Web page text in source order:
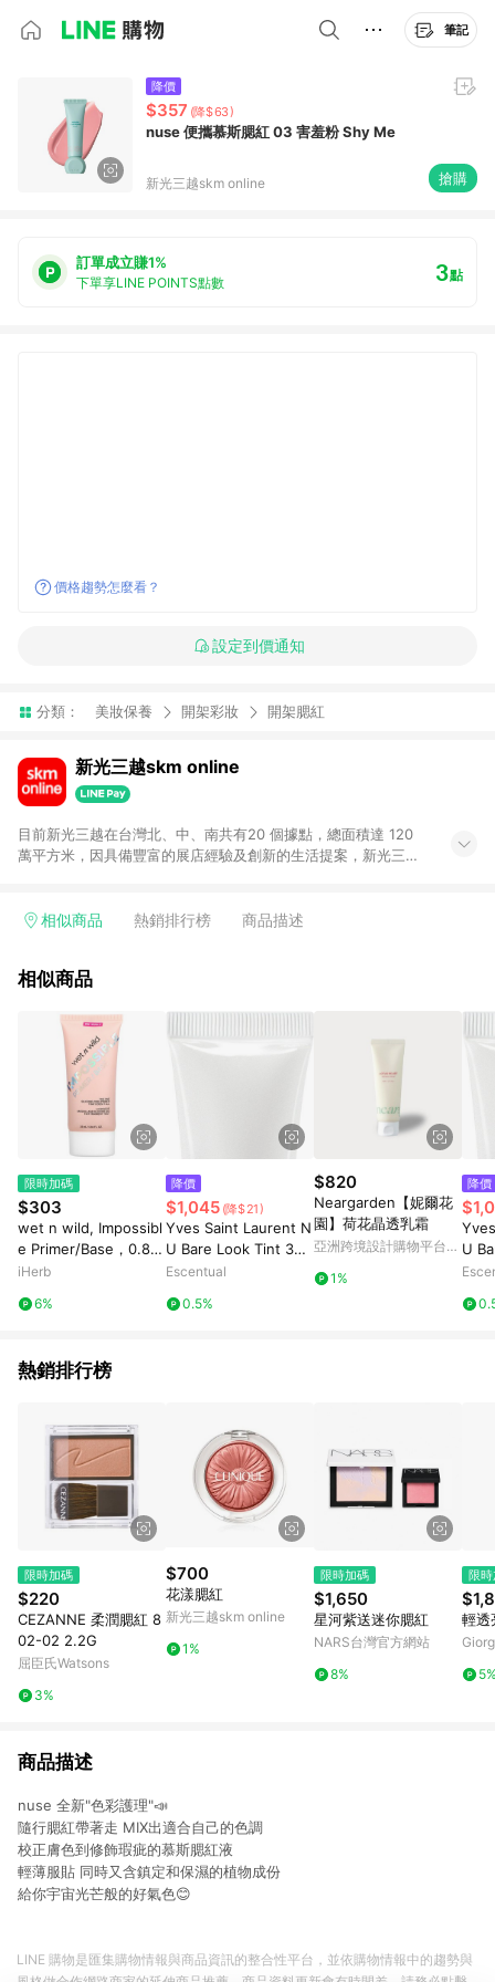
筆記
降價
$357 (降$63)
nuse 便攜慕斯腮紅 03 害羞粉 Shy Me
新光三越skm online 搶購
訂單成立賺1%
下單享LINE POINTS點數 3點
價格趨勢怎麼看？
設定到價通知
分類： 美妝保養 開架彩妝 開架腮紅
新光三越skm online
目前新光三越在台灣北、中、南共有20 個據點，總面積達 120
萬平方米，因具備豐富的展店經驗及創新的生活提案，新光三越
理念不斷向前邁進，並善盡企業社會責任，為人們帶來更愉悅美
相似商品 熱銷排行榜 商品描述
相似商品
限時加碼
$303
wet n wild, Impossibl
e Primer/Base，0.84
液量盎司（25 毫升）
iHerb
6%
降價
$1,045 (降$21)
Yves Saint Laurent N
U Bare Look Tint 30
ml NU 13
Escentual
0.5%
$820
Neargarden【妮爾花
園】荷花晶透乳霜
亞洲跨境設計購物平台
1%
降價
U
ml
熱銷排行榜
限時加碼
$220
CEZANNE 柔潤腮紅 8
02-02 2.2G
屈臣氏Watsons
3%
$700
花漾腮紅
新光三越skm online
1%
限時加碼
$1,650
星河紫送迷你腮紅
NARS台灣官方網站
8%
限
輕透
商品描述
nuse 全新"色彩護理"📣
隨行腮紅帶著走 MIX出適合自己的色調
校正膚色到修飾瑕疵的慕斯腮紅液
輕薄服貼 同時又含鎮定和保濕的植物成份
給你宇宙光芒般的好氣色😊
LINE 購物是匯集購物情報與商品資訊的整合性平台，並依購物情報中的趨勢與